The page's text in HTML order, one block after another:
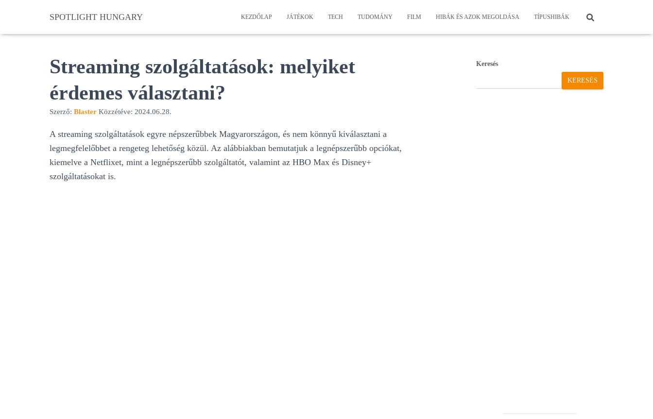
SPOTLIGHT HUNGARY KEZDŐLAP JÁTÉKOK TECH TUDOMÁNY FILM HIBÁK ÉS AZOK MEGOLDÁSA TÍPUSHIBÁK
Streaming szolgáltatások: melyiket
érdemes választani?
Szerző: Blaster Közzétéve: 2024.06.28.
A streaming szolgáltatások egyre népszerűbbek Magyarországon, és nem könnyű kiválasztani a
legmegfelelőbbet a rengeteg lehetőség közül. Az alábbiakban bemutatjuk a legnépszerűbb opciókat,
kiemelve a Netflixet, mint a legnépszerűbb szolgáltatót, valamint az HBO Max és Disney+
szolgáltatásokat is.
Keresés
KERESÉS